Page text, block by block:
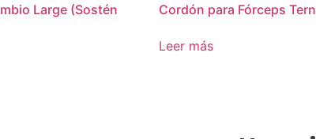
Large (Sostén
Cordón para Fórceps
Leer más